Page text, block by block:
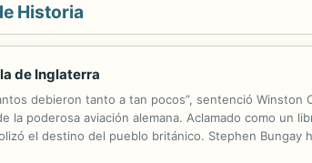
Historia
de Inglaterra
debieron tanto a tan pocos”, sentenció
la poderosa aviación alemana. Aclamado como un
el destino del pueblo británico. Stephen Bungay